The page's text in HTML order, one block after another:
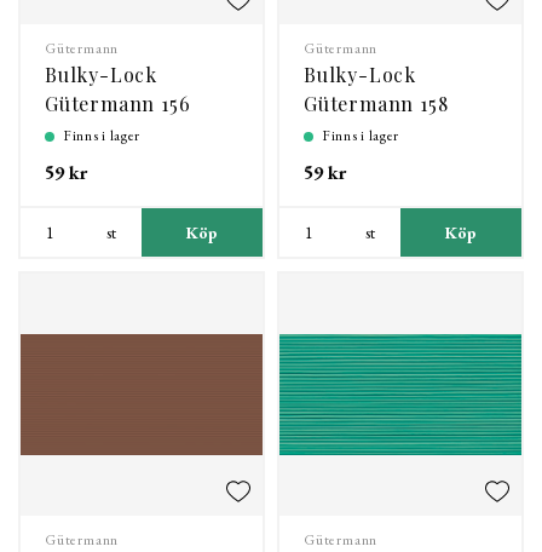
Gütermann
Bulky-Lock
Gütermann 156
Finns i lager
59 kr
st Köp
Gütermann
Bulky-Lock
Gütermann 158
Finns i lager
59 kr
st Köp
Gütermann Gütermann